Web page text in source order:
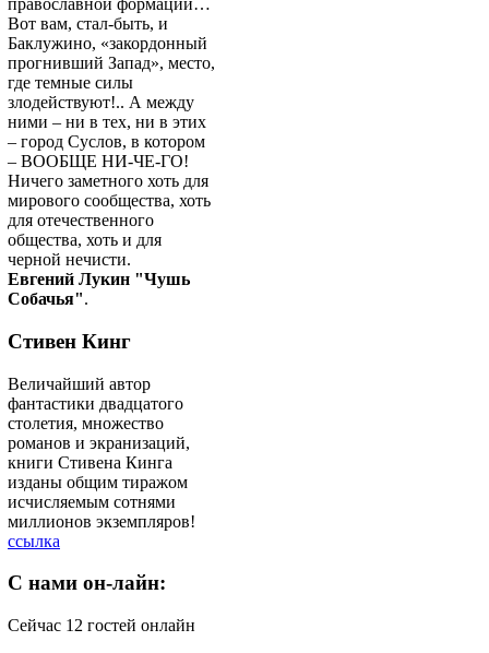
православной формации…
Вот вам, стал-быть, и
Баклужино, «закордонный
прогнивший Запад», место,
где темные силы
злодействуют!.. А между
ними – ни в тех, ни в этих
– город Суслов, в котором
– ВООБЩЕ НИ-ЧЕ-ГО!
Ничего заметного хоть для
мирового сообщества, хоть
для отечественного
общества, хоть и для
черной нечисти.
Евгений Лукин "Чушь
Собачья".
Стивен Кинг
Величайший автор
фантастики двадцатого
столетия, множество
романов и экранизаций,
книги Стивена Кинга
изданы общим тиражом
исчисляемым сотнями
миллионов экземпляров!
ссылка
C нами он-лайн:
Сейчас 12 гостей онлайн